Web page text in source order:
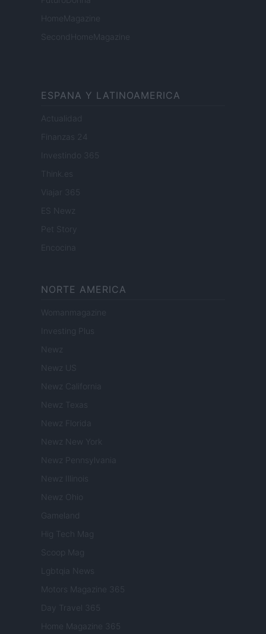
HomeMagazine
SecondHomeMagazine
ESPANA Y LATINOAMERICA
Actualidad
Finanzas 24
Investindo 365
Think.es
Viajar 365
ES Newz
Encocina
NORTE AMERICA
Womanmagazine
Investing Plus
Newz
Newz US
Newz California
Newz Texas
Newz Florida
Newz New York
Newz Pennsylvania
Newz Illinois
Newz Ohio
Gameland
Hig Tech Mag
Scoop Mag
Lgbtqia News
Motors Magazine 365
Day Travel 365
Home Magazine 365